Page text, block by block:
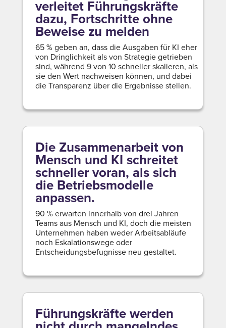
verleitet Führungskräfte
dazu, Fortschritte ohne
Beweise zu melden
65 % geben an, dass die Ausgaben für KI eher
von Dringlichkeit als von Strategie getrieben
sind, während 9 von 10 schneller skalieren, als
sie den Wert nachweisen können, und dabei
die Transparenz über die Ergebnisse stellen.
Die Zusammenarbeit von
Mensch und KI schreitet
schneller voran, als sich
die Betriebsmodelle
anpassen.
90 % erwarten innerhalb von drei Jahren
Teams aus Mensch und KI, doch die meisten
Unternehmen haben weder Arbeitsabläufe
noch Eskalationswege oder
Entscheidungsbefugnisse neu gestaltet.
Führungskräfte werden